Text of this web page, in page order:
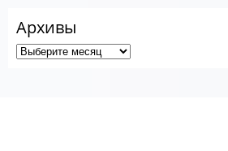
Архивы